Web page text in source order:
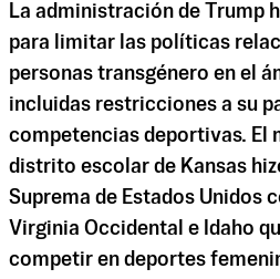
La administración de Trump
para limitar las políticas
personas transgénero en el
incluidas restricciones a su
competencias deportivas. El
distrito escolar de Kansas
Suprema de Estados Unidos
Virginia Occidental e Idaho
competir en deportes